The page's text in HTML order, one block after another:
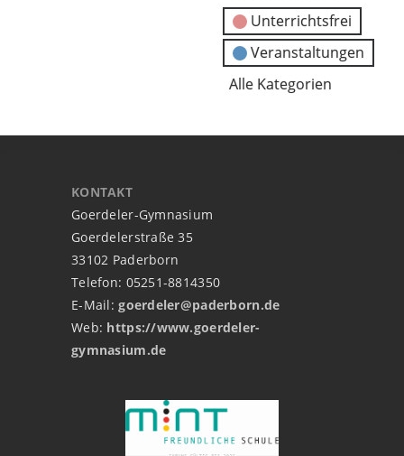
Unterrichtsfrei
Veranstaltungen
Alle Kategorien
KONTAKT
Goerdeler-Gymnasium
Goerdelerstraße 35
33102 Paderborn
Telefon: 05251-8814350
E-Mail:goerdeler@paderborn.de
Web: https://www.goerdeler-
gymnasium.de